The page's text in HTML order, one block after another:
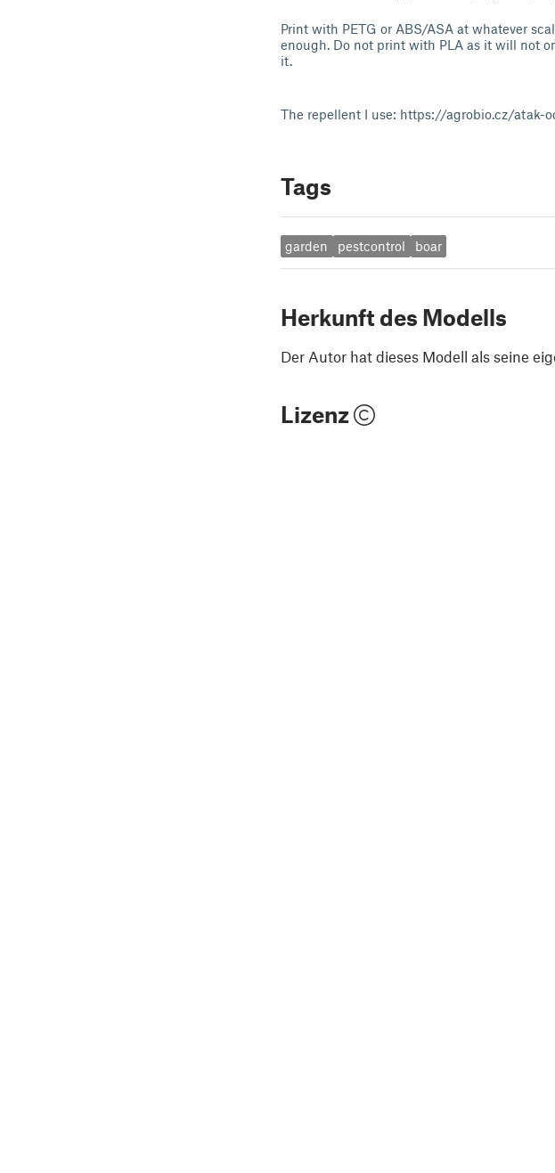
Print with PETG or ABS/ASA at whatever
enough. Do not print with PLA as it will not
it.
The repellent I use: https://agrobio.cz/atak-
Tags
garden pestcontrol boar
Herkunft des Modells
Der Autor hat dieses Modell als seine
Lizenz